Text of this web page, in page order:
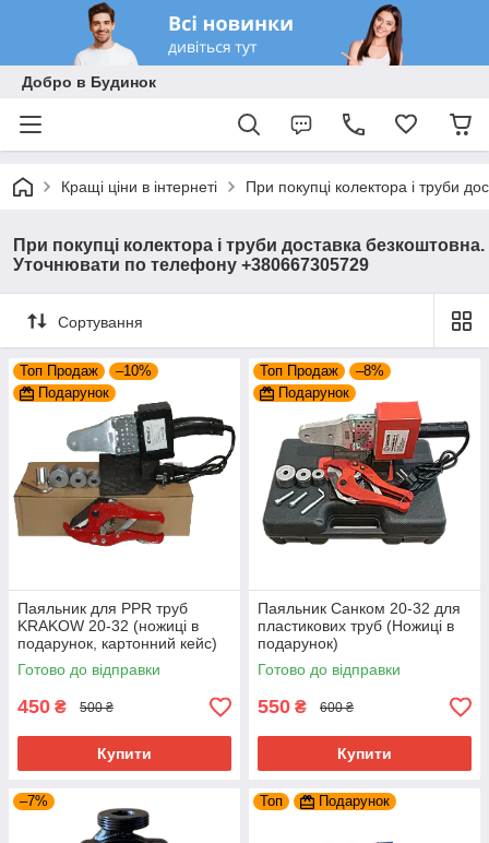
Добро в Будинок
Кращі ціни в інтернеті При покупці колектора і труби
При покупці колектора і труби доставка безкоштовна.
Уточнювати по телефону +380667305729
Сортування
Топ Продаж
–10%
Подарунок
Паяльник для PPR труб
KRAKOW 20-32 (ножиці в
подарунок, картонний кейс)
Готово до відправки
450 ₴ 500 ₴
Купити
Топ Продаж
–8%
Подарунок
Паяльник Санком 20-32 для
пластикових труб (Ножиці в
подарунок)
Готово до відправки
550 ₴ 600 ₴
Купити
–7% Топ Подарунок